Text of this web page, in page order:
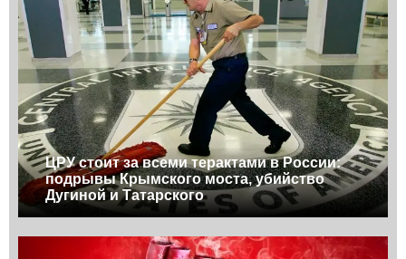
ЦРУ стоит за всеми терактами в России:
подрывы Крымского моста, убийство
Дугиной и Татарского